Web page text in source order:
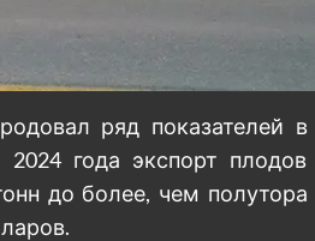
ряд показателей в
года экспорт плодов
до более, чем полутора